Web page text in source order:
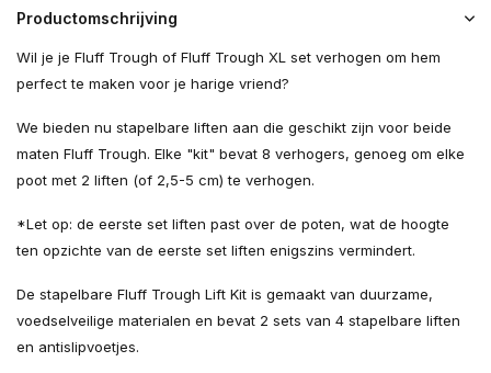
Productomschrijving
Wil je je Fluff Trough of Fluff Trough XL set verhogen om hem
perfect te maken voor je harige vriend?
We bieden nu stapelbare liften aan die geschikt zijn voor beide
maten Fluff Trough. Elke "kit" bevat 8 verhogers, genoeg om elke
poot met 2 liften (of 2,5-5 cm) te verhogen.
*Let op: de eerste set liften past over de poten, wat de hoogte
ten opzichte van de eerste set liften enigszins vermindert.
De stapelbare Fluff Trough Lift Kit is gemaakt van duurzame,
voedselveilige materialen en bevat 2 sets van 4 stapelbare liften
en antislipvoetjes.